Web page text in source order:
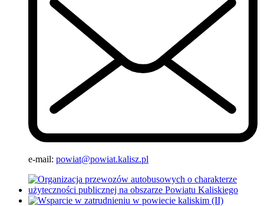
e-mail: powiat@powiat.kalisz.pl